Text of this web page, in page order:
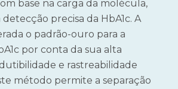
base na carga da molécula,
precisa da HbA1c. A
o padrão-ouro para a
por conta da sua alta
e rastreabilidade
método permite a separação